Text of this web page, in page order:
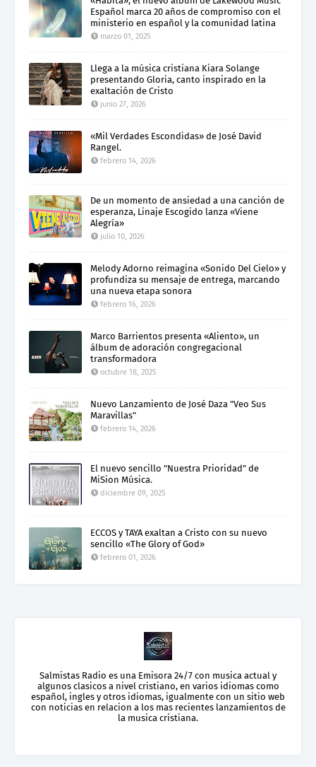
Español marca 20 años de compromiso con el
ministerio en español y la comunidad latina
marzo 01, 2025
Llega a la música cristiana Kiara Solange
presentando Gloria, canto inspirado en la
exaltación de Cristo
junio 27, 2026
«Mil Verdades Escondidas» de José David
Rangel.
febrero 14, 2026
De un momento de ansiedad a una canción de
esperanza, Linaje Escogido lanza «Viene
Alegría»
julio 10, 2026
Melody Adorno reimagina «Sonido Del Cielo» y
profundiza su mensaje de entrega, marcando
una nueva etapa sonora
febrero 16, 2026
Marco Barrientos presenta «Aliento», un
álbum de adoración congregacional
transformadora
octubre 18, 2025
Nuevo Lanzamiento de José Daza "Veo Sus
Maravillas"
febrero 14, 2026
El nuevo sencillo "Nuestra Prioridad" de
MiSion Música.
diciembre 09, 2025
ECCOS y TAYA exaltan a Cristo con su nuevo
sencillo «The Glory of God»
febrero 01, 2026
Salmistas Radio es una Emisora 24/7 con musica actual y
algunos clasicos a nivel cristiano, en varios idiomas como
español, ingles y otros idiomas, igualmente con un sitio web
con noticias en relacion a los mas recientes lanzamientos de
la musica cristiana.